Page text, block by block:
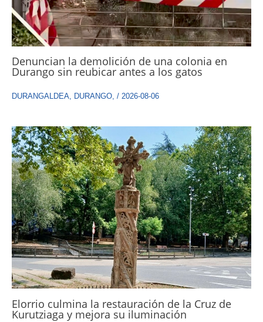
Denuncian la demolición de una colonia en
Durango sin reubicar antes a los gatos
DURANGALDEA, DURANGO, / 2026-08-06
Elorrio culmina la restauración de la Cruz de
Kurutziaga y mejora su iluminación